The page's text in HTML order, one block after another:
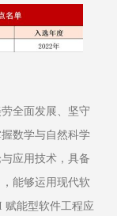
全面发展、坚守
数学与自然科学
应用技术，具备
能够运用现代软
赋能型软件工程应